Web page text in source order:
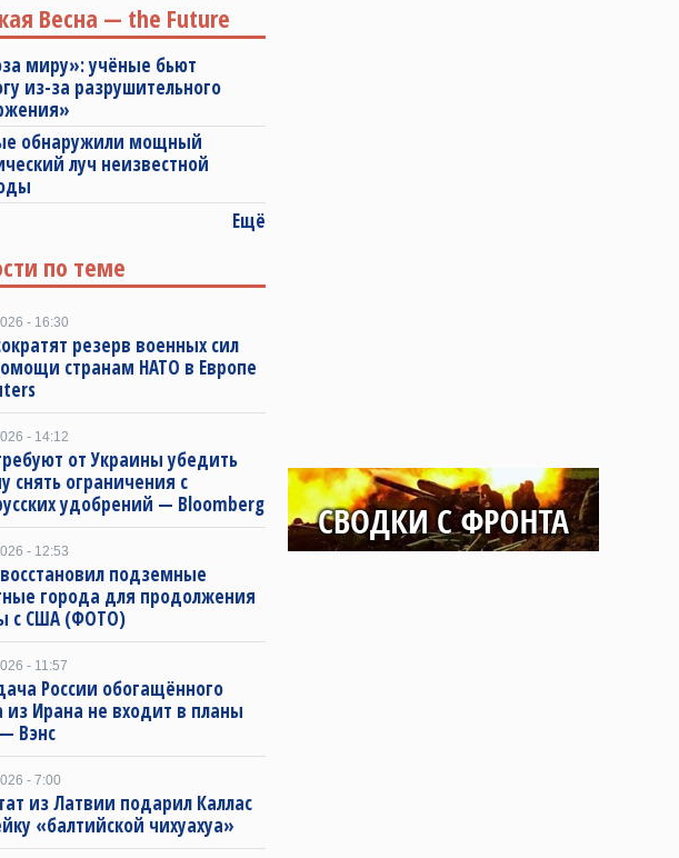
Весна — the Future
миру»: учёные бьют
из-за разрушительного
обнаружили мощный
луч неизвестной
Ещё
по теме
- 16:30
резерв военных сил
странам НАТО в Европе
- 14:12
от Украины убедить
снять ограничения с
удобрений — Bloomberg
- 12:53
подземные
города для продолжения
с США (ФОТО)
- 11:57
России обогащённого
из Ирана не входит в планы
Вэнс
- 7:00
из Латвии подарил Каллас
«балтийской чихуахуа»